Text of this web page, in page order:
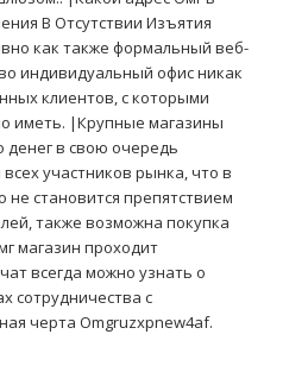
В Отсутствии Изъятия
как также формальный веб-
индивидуальный офис никак
клиентов, с которыми
иметь. |Крупные магазины
в свою очередь
участников рынка, что в
становится препятствием
также возможна покупка
магазин проходит
всегда можно узнать о
сотрудничества с
черта Omgruzxpnew4af.